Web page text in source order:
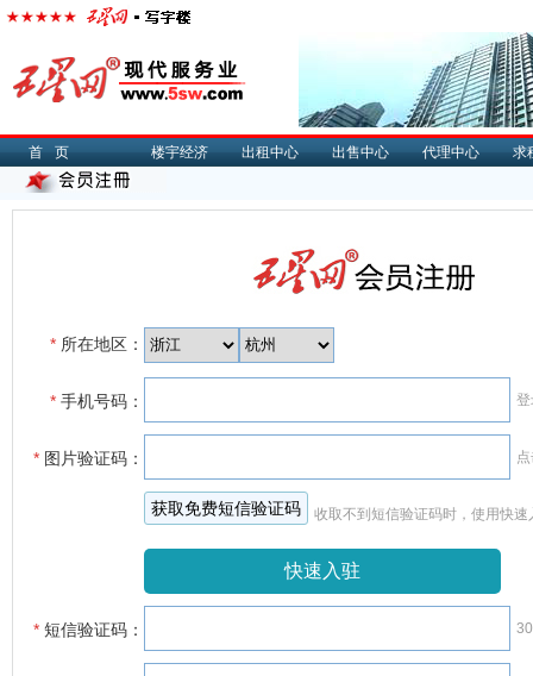
首页 楼宇经济 出租中心 出售中心 代理中心 求
* 所在地区：
* 手机号码：
* 图片验证码：
收取不到短信验证码时，使用快速
快速入驻
* 短信验证码：